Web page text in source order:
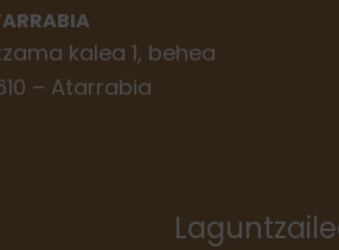
kalea 1, behea
– Atarrabia